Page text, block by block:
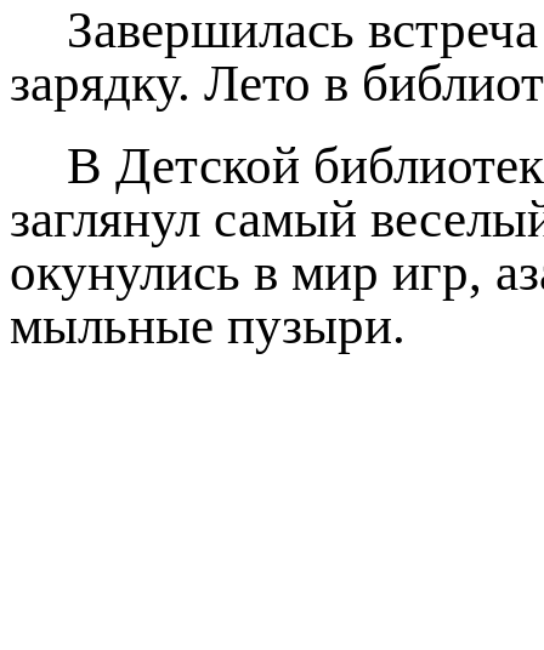
Завершилась
зарядку. Лето в
В Детской
заглянул самый
окунулись в мир игр,
мыльные пузыри.